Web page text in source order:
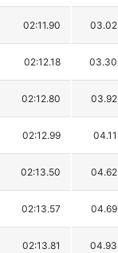
02:11.90 03.02
02:12.18 03.30
02:12.80 03.92
02:12.99 04.11
02:13.50 04.62
02:13.57 04.69
02:13.81 04.93